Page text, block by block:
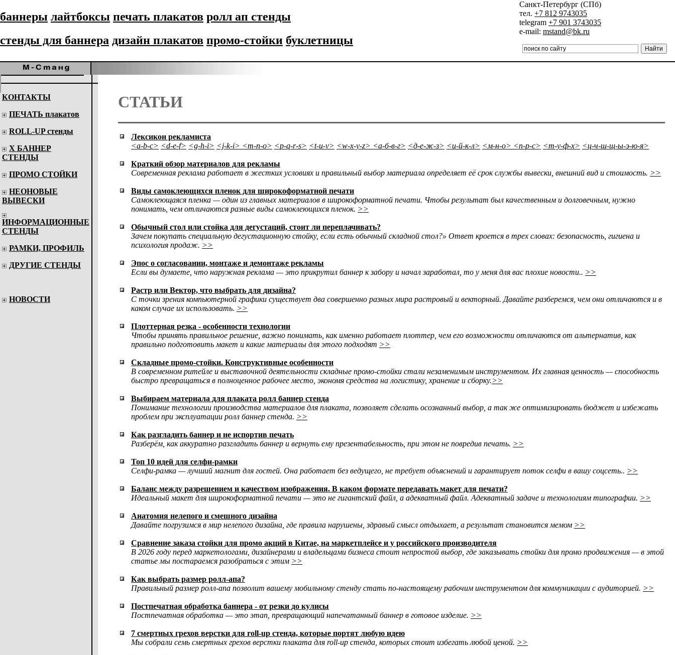
баннеры лайтбоксы печать плакатов ролл ап стенды
стенды для баннера дизайн плакатов промо-стойки буклетницы
Санкт-Петербург (СПб)
тел. +7 812 9743035
telegram +7 901 3743035
e-mail: mstand@bk.ru
КОНТАКТЫ
ПЕЧАТЬ плакатов
ROLL-UP стенды
Х БАННЕР
СТЕНДЫ
ПРОМО СТОЙКИ
НЕОНОВЫЕ
ВЫВЕСКИ
ИНФОРМАЦИОННЫЕ
СТЕНДЫ
РАМКИ, ПРОФИЛЬ
ДРУГИЕ СТЕНДЫ
НОВОСТИ
СТАТЬИ
Лексикон рекламиста
<а-b-c> <d-е-f> <g-h-i> <j-k-i> <m-n-o> <p-q-r-s> <t-u-v> <w-x-y-z> <а-б-в-г> <д-е-ж-з> <и-й-к-л> <м-н-о> <п-р-с> <т-у-ф-х> <ц-ч-ш-щ-ы-э-ю-я>
Краткий обзор материалов для рекламы
Современная реклама работает в жестких условиях и правильный выбор материала определяет её срок службы вывески, внешний вид и стоимость. >>
Виды самоклеющихся пленок для широкоформатной печати
Самоклеющаяся пленка — один из главных материалов в широкоформатной печати. Чтобы результат был качественным и долговечным, нужно
понимать, чем отличаются разные виды самоклеющихся пленок. >>
Обычный стол или стойка для дегустаций, стоит ли переплачивать?
Зачем покупать специальную дегустационную стойку, если есть обычный складной стол?» Ответ кроется в трех словах: безопасность, гигиена и
психология продаж. >>
Эпос о согласовании, монтаже и демонтаже рекламы
Если вы думаете, что наружная реклама — это прикрутил баннер к забору и начал заработал, то у меня для вас плохие новости.. >>
Растр или Вектор, что выбрать для дизайна?
С точки зрения компьютерной графики существует два совершенно разных мира растровый и векторный. Давайте разберемся, чем они отличаются и в
каком случае их использовать. >>
Плоттерная резка - особенности технологии
Чтобы принять правильное решение, важно понимать, как именно работает плоттер, чем его возможности отличаются от альтернатив, как
правильно подготовить макет и какие материалы для этого подходят >>
Складные промо-стойки. Конструктивные особенности
В современном ритейле и выставочной деятельности складные промо-стойки стали незаменимым инструментом. Их главная ценность — способность
быстро превращаться в полноценное рабочее место, экономя средства на логистику, хранение и сборку.>>
Выбираем материала для плаката ролл баннер стенда
Понимание технологии производства материалов для плаката, позволяет сделать осознанный выбор, а так же оптимизировать бюджет и избежать
проблем при эксплуатации ролл баннер стенда. >>
Как разгладить баннер и не испортив печать
Разберём, как аккуратно разгладить баннер и вернуть ему презентабельность, при этом не повредив печать. >>
Топ 10 идей для селфи-рамки
Селфи-рамка — лучший магнит для гостей. Она работает без ведущего, не требует объяснений и гарантирует поток селфи в вашу соцсеть.. >>
Баланс между разрешением и качеством изображения. В каком формате передавать макет для печати?
Идеальный макет для широкоформатной печати — это не гигантский файл, а адекватный файл. Адекватный задаче и технологиям типографии. >>
Анатомия нелепого и смешного дизайна
Давайте погрузимся в мир нелепого дизайна, где правила нарушены, здравый смысл отдыхает, а результат становится мемом >>
Сравнение заказа стойки для промо акций в Китае, на маркетплейсе и у российского производителя
В 2026 году перед маркетологами, дизайнерами и владельцами бизнеса стоит непростой выбор, где заказывать стойки для промо продвижения — в этой
статье мы постараемся разобраться с этим >>
Как выбрать размер ролл-апа?
Правильный размер ролл-апа позволит вашему мобильному стенду стать по-настоящему рабочим инструментом для коммуникации с аудиторией. >>
Постпечатная обработка баннера - от резки до кулисы
Постпечатная обработка — это этап, превращающий напечатанный баннер в готовое изделие. >>
7 смертных грехов верстки для roll-up стенда, которые портят любую идею
Мы собрали семь смертных грехов верстки плаката для roll-up стенда, которых стоит избегать любой ценой. >>